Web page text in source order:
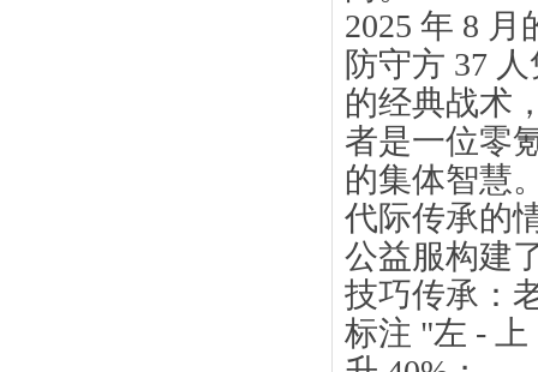
2025 年 8
防守方 37
的经典战术
者是一位零
的集体智慧
代际传承的
公益服构建
技巧传承：
标注 "左 -